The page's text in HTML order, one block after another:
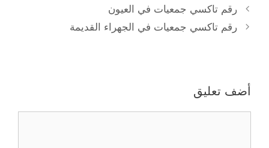
رقم تاكسي جمعيات في العيون
رقم تاكسي جمعيات في الجهراء القديمة
أضف تعليق